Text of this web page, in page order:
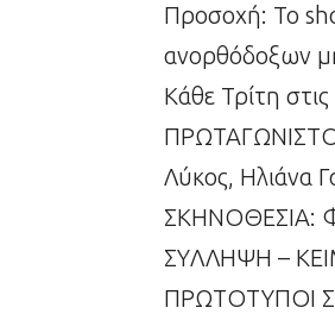
Προσοχή: Το
ανορθόδοξων
Κάθε Τρίτη
Λύκος, Ηλιάνα
ΣKHNOΘEΣIA:
ΣYΛΛHΨH –
ΠPΩTOTYΠOI